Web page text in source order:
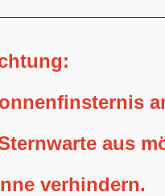
aus
verhindern.